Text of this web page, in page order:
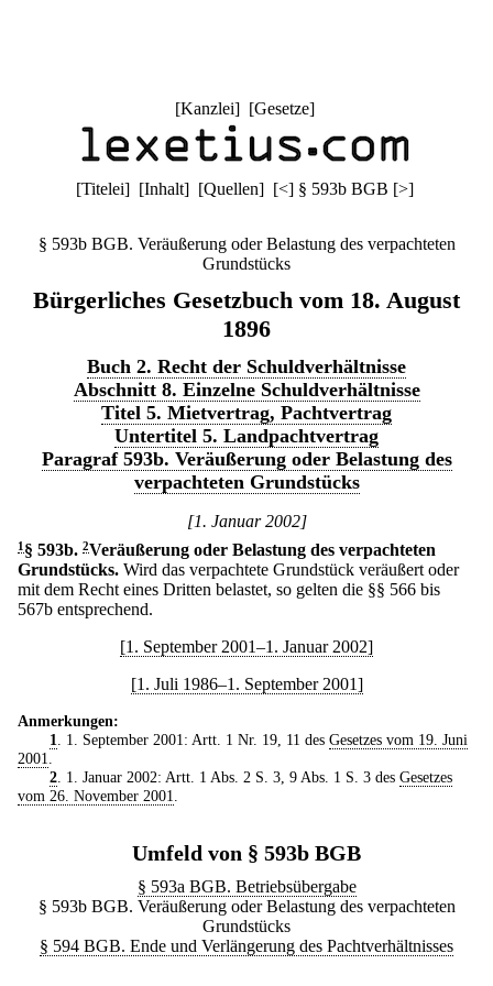
[Kanzlei] [Gesetze]
[Titelei] [Inhalt] [Quellen] [<] § 593b BGB [>]
§ 593b BGB. Veräußerung oder Belastung des verpachteten
Grundstücks
Bürgerliches Gesetzbuch vom 18. August
1896
Buch 2. Recht der Schuldverhältnisse
Abschnitt 8. Einzelne Schuldverhältnisse
Titel 5. Mietvertrag, Pachtvertrag
Untertitel 5. Landpachtvertrag
Paragraf 593b. Veräußerung oder Belastung des
verpachteten Grundstücks
[1. Januar 2002]
1 § 593b. 2Veräußerung oder Belastung des verpachteten
Grundstücks. Wird das verpachtete Grundstück veräußert oder
mit dem Recht eines Dritten belastet, so gelten die §§ 566 bis
567b entsprechend.
[1. September 2001–1. Januar 2002]
[1. Juli 1986–1. September 2001]
Anmerkungen:
1
. 1. September 2001: Artt. 1 Nr. 19, 11 des Gesetzes vom 19. Juni
2001
2. 1. Januar 2002: Artt. 1 Abs. 2 S. 3, 9 Abs. 1 S. 3 des Gesetzes
vom 26. November 2001
Umfeld von § 593b BGB
§ 593a BGB. Betriebsübergabe
§ 593b BGB. Veräußerung oder Belastung des verpachteten
Grundstücks
§ 594 BGB. Ende und Verlängerung des Pachtverhältnisses